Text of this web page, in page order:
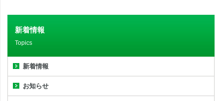
新着情報
Topics
新着情報
お知らせ